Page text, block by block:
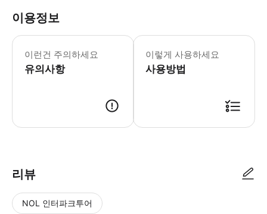
이용정보
이런건 주의하세요
유의사항
- 이 서비스는 방콕 도심에 있는 숙소
이렇게 사용하세요
사용방법
리뷰
NOL 인터파크투어